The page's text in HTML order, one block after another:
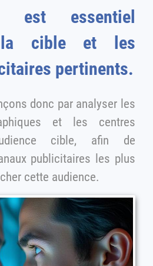
la cible et les
canaux publicitaires pertinents.
donc par analyser les
cible, afin de
publicitaires les plus
pour toucher cette audience.